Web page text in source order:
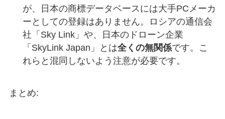
が、日本の商標データベースには大手PCメーカ
ーとしての登録はありません。ロシアの通信会
社「Sky Link」や、日本のドローン企業
「SkyLink Japan」とは全くの無関係です。こ
れらと混同しないよう注意が必要です。
まとめ: